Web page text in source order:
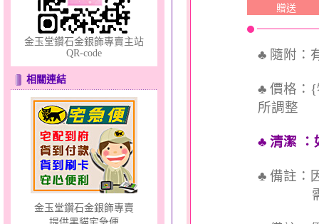
天真Rody～金銀鋼套鍊
金玉堂鑽石金銀飾專賣主站
QR-code
相關連結
金玉堂鑽石金銀飾專賣
贈送
♣ 隨附：
♣ 價格：{
所調整
♣ 清潔 ：
♣ 備註：
需依實